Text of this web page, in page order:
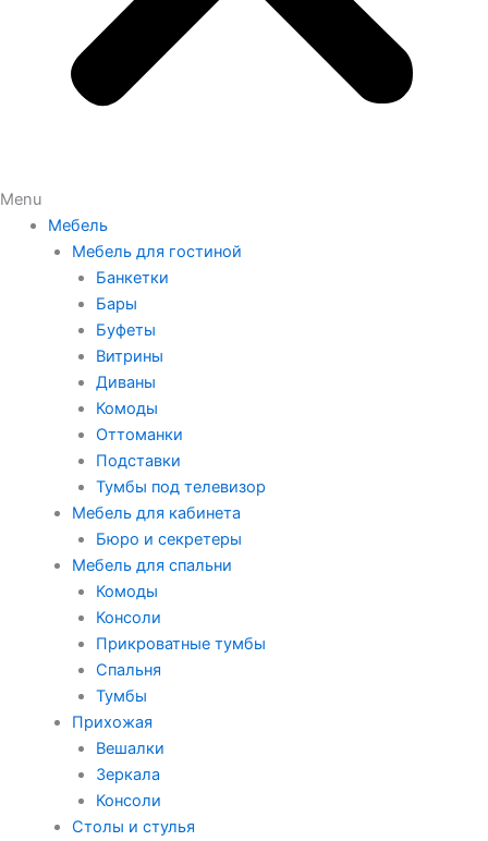
Menu
Мебель
Мебель для гостиной
Банкетки
Бары
Буфеты
Витрины
Диваны
Комоды
Оттоманки
Подставки
Тумбы под телевизор
Мебель для кабинета
Бюро и секретеры
Мебель для спальни
Комоды
Консоли
Прикроватные тумбы
Спальня
Тумбы
Прихожая
Вешалки
Зеркала
Консоли
Столы и стулья